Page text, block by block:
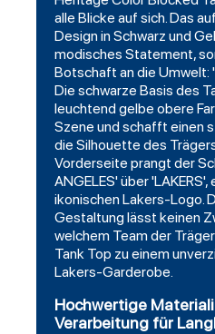
alle Blicke auf sich. Das
Design in Schwarz und
modisches Statement,
Botschaft an die Umwelt:
Die schwarze Basis des
leuchtend gelbe obere
Szene und schafft einen
die Silhouette des
Vorderseite prangt der
ANGELES' über
ikonischen Lakers-Logo.
Gestaltung lässt keinen
welchem Team der
Tank Top zu einem
Lakers-Garderobe.
Hochwertige
Verarbeitung für